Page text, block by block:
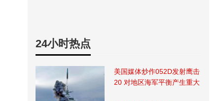
24小时热点
美国媒体炒作052D发射鹰击
20 对地区海军平衡产生重大